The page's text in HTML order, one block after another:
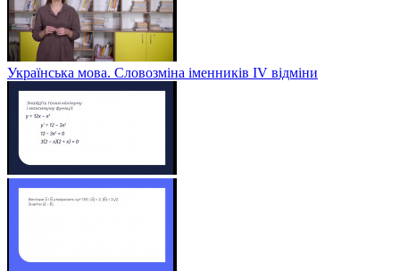
Українська мова. Словозміна іменників ІV відміни